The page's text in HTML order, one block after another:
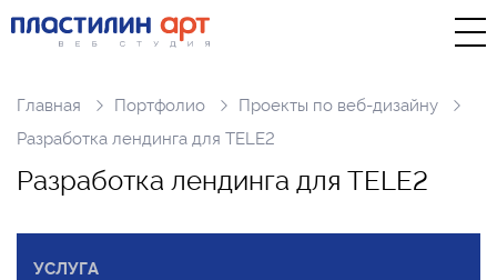
Главная Портфолио
Проекты по веб-дизайну
Разработка лендинга для TELE2
Разработка лендинга для TELE2
УСЛУГА